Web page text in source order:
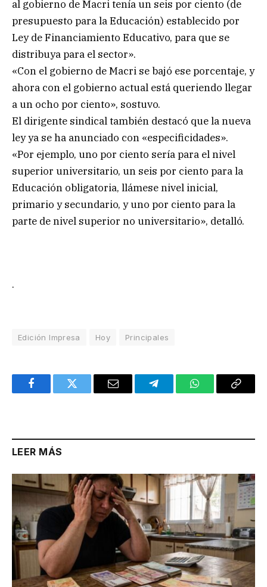
al gobierno de Macri tenía un seis por ciento (de
presupuesto para la Educación) establecido por
Ley de Financiamiento Educativo, para que se
distribuya para el sector».
«Con el gobierno de Macri se bajó ese porcentaje, y
ahora con el gobierno actual está queriendo llegar
a un ocho por ciento», sostuvo.
El dirigente sindical también destacó que la nueva
ley ya se ha anunciado con «especificidades».
«Por ejemplo, uno por ciento sería para el nivel
superior universitario, un seis por ciento para la
Educación obligatoria, llámese nivel inicial,
primario y secundario, y uno por ciento para la
parte de nivel superior no universitario», detalló.
.
Edición Impresa Hoy Principales
FacebookTwitter Email TelegramWhatsAppCopy
LEER MÁS